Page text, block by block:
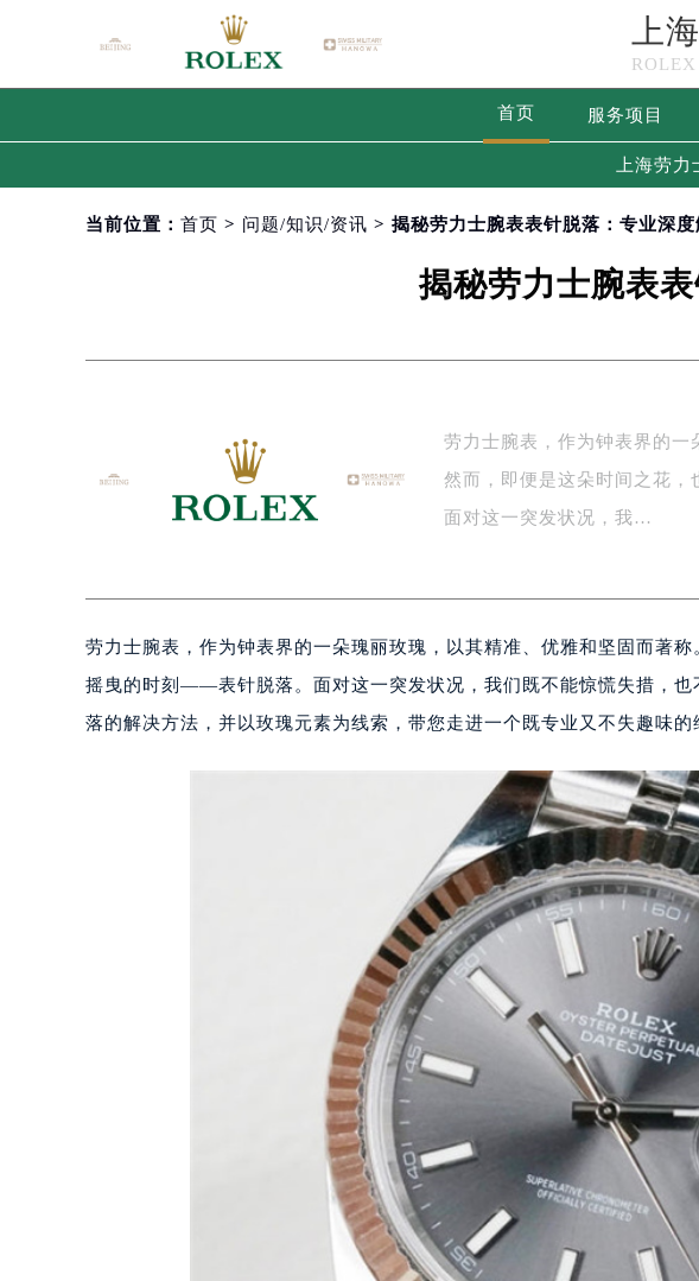
上
首页 服务项目
上海劳
当前位置： 首页 > 问题/知识/资讯 > 揭秘劳力士腕表表针脱落：专业深
揭秘劳力士腕表
劳力士腕表，作为钟表界的一
然而，即便是这朵时间之花
面对这一突发状况，我…
劳力士腕表，作为钟表界的一朵瑰丽玫瑰，以其精准、优雅和坚固而著
摇曳的时刻——表针脱落。面对这一突发状况，我们既不能惊慌失措，也
落的解决方法，并以玫瑰元素为线索，带您走进一个既专业又不失趣味的